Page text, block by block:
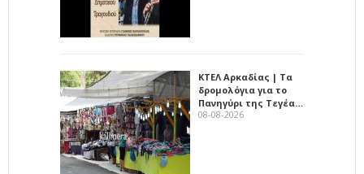
ΚΤΕΛ Αρκαδίας | Τα
δρομολόγια για το
Πανηγύρι της Τεγέα…
08-08-2026